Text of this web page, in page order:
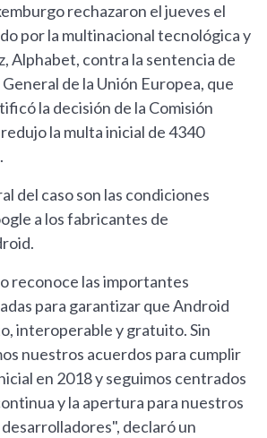
rechazaron el jueves el
por la multinacional tecnológica y
Alphabet, contra la sentencia de
de la Unión Europea, que
la decisión de la Comisión
la multa inicial de 4340
del caso son las condiciones
a los fabricantes de
reconoce las importantes
para garantizar que Android
interoperable y gratuito. Sin
nuestros acuerdos para cumplir
en 2018 y seguimos centrados
y la apertura para nuestros
declaró un